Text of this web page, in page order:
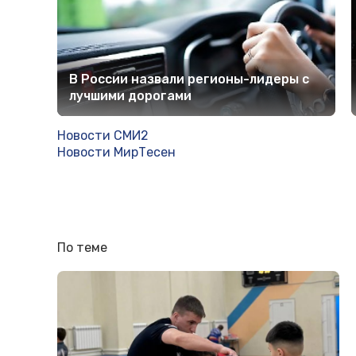
В России назвали регионы-лидеры с
лучшими дорогами
Новости СМИ2
Новости МирТесен
По теме